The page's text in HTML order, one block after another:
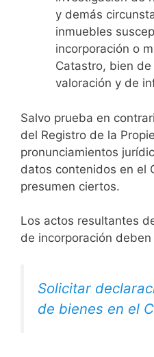
y demás
inmuebles
incorporación o
Catastro, bien
valoración y de
Salvo prueba en
del Registro de la
pronunciamientos
datos contenidos en el
presumen ciertos.
Los actos resultantes
de incorporación
Solicitar
de bienes en el